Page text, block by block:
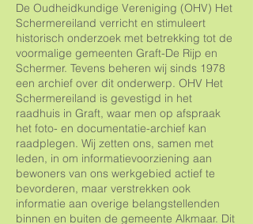
De Oudheidkundige Vereniging (OHV) Het
Schermereiland verricht en stimuleert
historisch onderzoek met betrekking tot de
voormalige gemeenten Graft-De Rijp en
Schermer. Tevens beheren wij sinds 1978
een archief over dit onderwerp. OHV Het
Schermereiland is gevestigd in het
raadhuis in Graft, waar men op afspraak
het foto- en documentatie-archief kan
raadplegen. Wij zetten ons, samen met
leden, in om informatievoorziening aan
bewoners van ons werkgebied actief te
bevorderen, maar verstrekken ook
informatie aan overige belangstellenden
binnen en buiten de gemeente Alkmaar. Dit